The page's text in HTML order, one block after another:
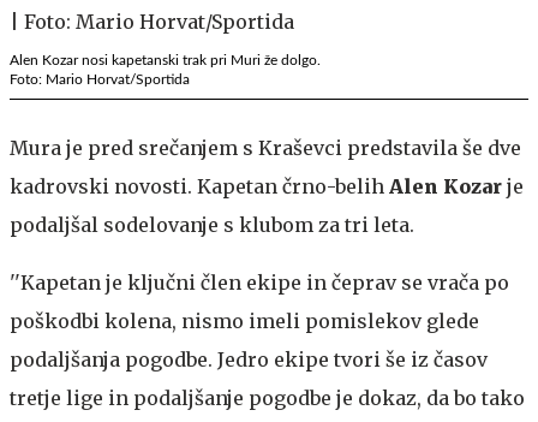
Alen Kozar nosi kapetanski trak pri Muri že dolgo.
Foto: Mario Horvat/Sportida
Mura je pred srečanjem s Kraševci predstavila še dve
kadrovski novosti. Kapetan črno-belih Alen Kozar je
podaljšal sodelovanje s klubom za tri leta.
''Kapetan je ključni člen ekipe in čeprav se vrača po
poškodbi kolena, nismo imeli pomislekov glede
podaljšanja pogodbe. Jedro ekipe tvori še iz časov
tretje lige in podaljšanje pogodbe je dokaz, da bo tako